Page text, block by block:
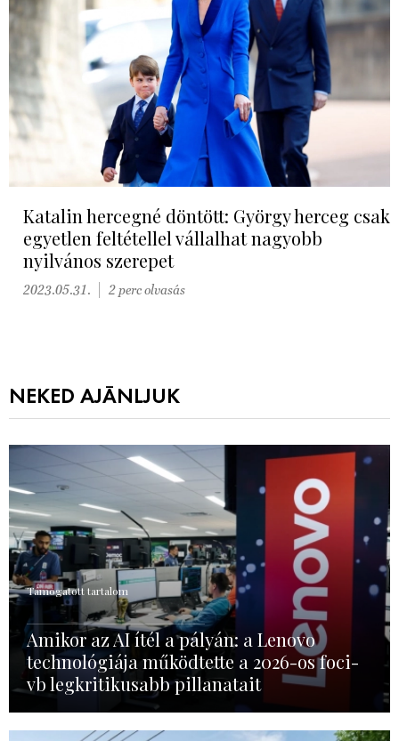
Katalin hercegné döntött: György herceg csak
egyetlen feltétellel vállalhat nagyobb
nyilvános szerepet
2023.05.31. 2 perc olvasás
NEKED AJÁNLJUK
Támogatott tartalom
Amikor az AI ítél a pályán: a Lenovo
technológiája működtette a 2026-os foci-
vb legkritikusabb pillanatait